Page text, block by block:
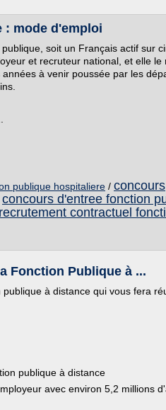
: mode d'emploi
soit un Français actif sur
et recruteur national, et elle le
à venir poussée par les
publique hospitaliere / concours
concours d'entree fonction
recrutement contractuel
Fonction Publique à ...
à distance qui vous fera
publique à distance
avec environ 5,2 millions